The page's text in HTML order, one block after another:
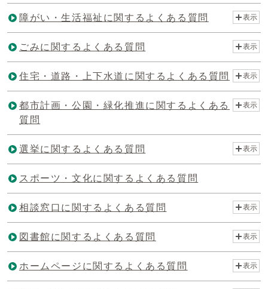
障がい・生活福祉に関するよくある質問 表示
ごみに関するよくある質問 表示
住宅・道路・上下水道に関するよくある質問 表示
都市計画・公園・緑化推進に関するよくある
質問
表示
選挙に関するよくある質問 表示
スポーツ・文化に関するよくある質問
相談窓口に関するよくある質問 表示
図書館に関するよくある質問 表示
ホームページに関するよくある質問 表示